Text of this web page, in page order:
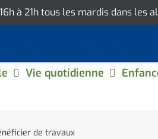
à 21h tous les mardis dans
Vie quotidienne
de travaux